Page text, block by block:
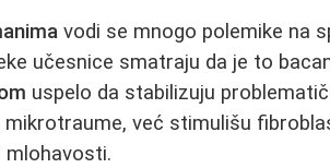
vodi se mnogo polemike na
učesnice smatraju da je to
uspelo da stabilizuju
već stimulišu